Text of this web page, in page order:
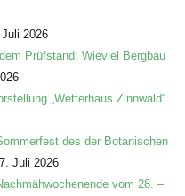
2026
Prüfstand: Wieviel Bergbau
„Wetterhaus Zinnwald“
des der Botanischen
Juli 2026
vom 28. –